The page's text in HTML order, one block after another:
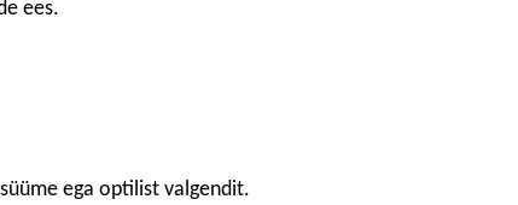
ees.
ega optilist valgendit.